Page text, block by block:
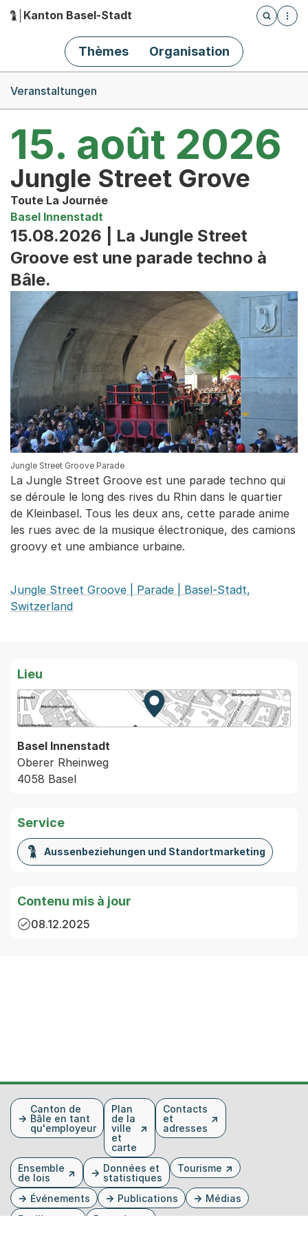
Hauptnavigation
Kanton Basel-Stadt
Öffnet
Thèmes Organisation
Veranstaltungen
Jungle Street Grove
15. août 2026
Toute La Journée
Basel Innenstadt
15.08.2026 | La Jungle Street
Groove est une parade techno à
Bâle.
Jungle Street Groove Parade
La Jungle Street Groove est une parade techno qui
se déroule le long des rives du Rhin dans le quartier
de Kleinbasel. Tous les deux ans, cette parade anime
les rues avec de la musique électronique, des camions
groovy et une ambiance urbaine.
Jungle Street Groove | Parade | Basel-Stadt,
Switzerland
Lieu
Zur Karte von MapBS.
Externer Link, wird in einem
Basel Innenstadt
Oberer Rheinweg
4058 Basel
Service
Aussenbeziehungen und Standortmarketing
Contenu mis à jour
08.12.2025
FusszeileCanton de
Bâle en tant
qu'employeur
Plan
de la
ville
et
carte
Contacts
et
adresses
Ensemble
de lois
Données et
statistiques
Tourisme
Événements Publications
Médias
Feuille
Base de